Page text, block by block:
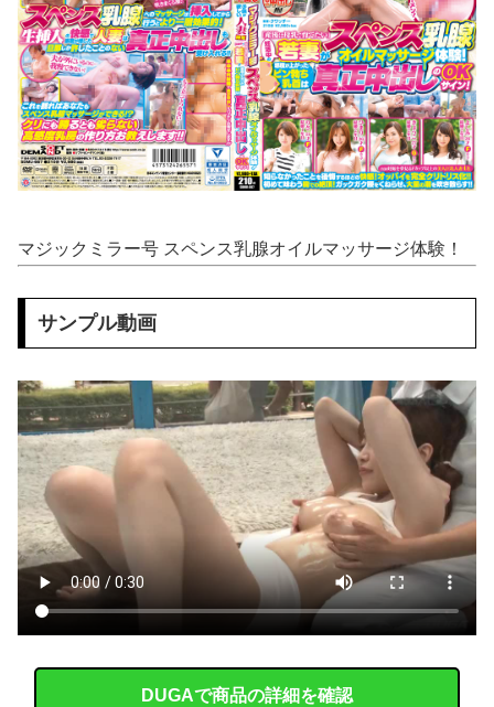
【8K VR】 「普段は強気な美人担当者がベッドの上ではドMに…！」全てのストレスから解放される
モデル系スレンダー貧乳の美女たちが、ヌードになった芸術的ちっぱい
巨乳面接官「ぼ●き能力に問題は無さそうですね♥️次は強度を検査します♥️射精したくなったら我慢せず出してください♥️」社長専属性欲処理係に合格した件♥️????♥️
【動画】 可愛い元気なバイトの女の子！ホテルへ。寝ている彼女のマ●コをそーっとイジイジ 笑
【悲報】 ロシアさん、国民の財産を没収しはじめるｗｗｗｗｗ
【画像】 女性、『大人の●もちゃ』を入れたままMRI検査を受けた結果 →
【恐怖】 東名高速で結婚式の衣装合わせに向かっていた夫婦の車に何度も何度も追突した60歳の男がヤバすぎる…こんなのに遭遇したらどうすればいいの？
AIが考えた「AKB48っぽい衣装」がこちらです！！！
【画像】 サンモニの女子アナさん、日曜の朝から素材を提供してしまう
侍戦士、井端を酷評「選手との会話がほとんどなく意思疎通が難しかった。大谷さえ『マジで笑わなくね?』と言うほど」
【画像】 美人陸上選手、お尻の撮影を許可してしまった結果ｗｗｗｗｗｗ
マジックミラー号 スペンス乳腺オイルマッサージ体験！
サンプル動画
DUGAで商品の詳細を確認